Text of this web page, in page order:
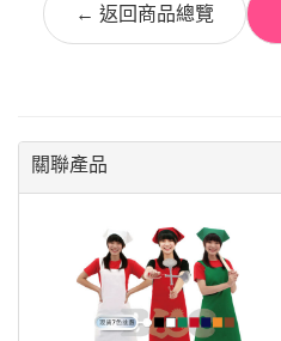
← 返回商品總覽
關聯產品